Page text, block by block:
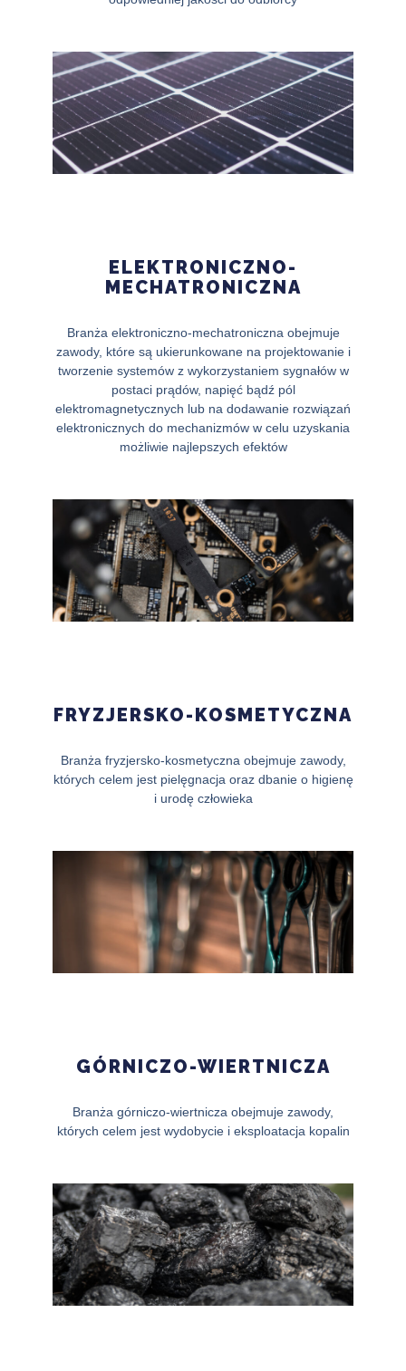
ELEKTRONICZNO-
MECHATRONICZNA
Branża elektroniczno-mechatroniczna obejmuje
zawody, które są ukierunkowane na projektowanie i
tworzenie systemów z wykorzystaniem sygnałów w
postaci prądów, napięć bądź pól
elektromagnetycznych lub na dodawanie rozwiązań
elektronicznych do mechanizmów w celu uzyskania
możliwie najlepszych efektów
FRYZJERSKO-KOSMETYCZNA
Branża fryzjersko-kosmetyczna obejmuje zawody,
których celem jest pielęgnacja oraz dbanie o higienę
i urodę człowieka
GÓRNICZO-WIERTNICZA
Branża górniczo-wiertnicza obejmuje zawody,
których celem jest wydobycie i eksploatacja kopalin